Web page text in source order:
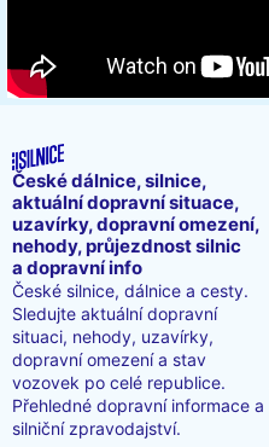
České dálnice, silnice,
aktuální dopravní situace,
uzavírky, dopravní omezení,
nehody, průjezdnost silnic
a dopravní info
České silnice, dálnice a cesty.
Sledujte aktuální dopravní
situaci, nehody, uzavírky,
dopravní omezení a stav
vozovek po celé republice.
Přehledné dopravní informace a
silniční zpravodajství.